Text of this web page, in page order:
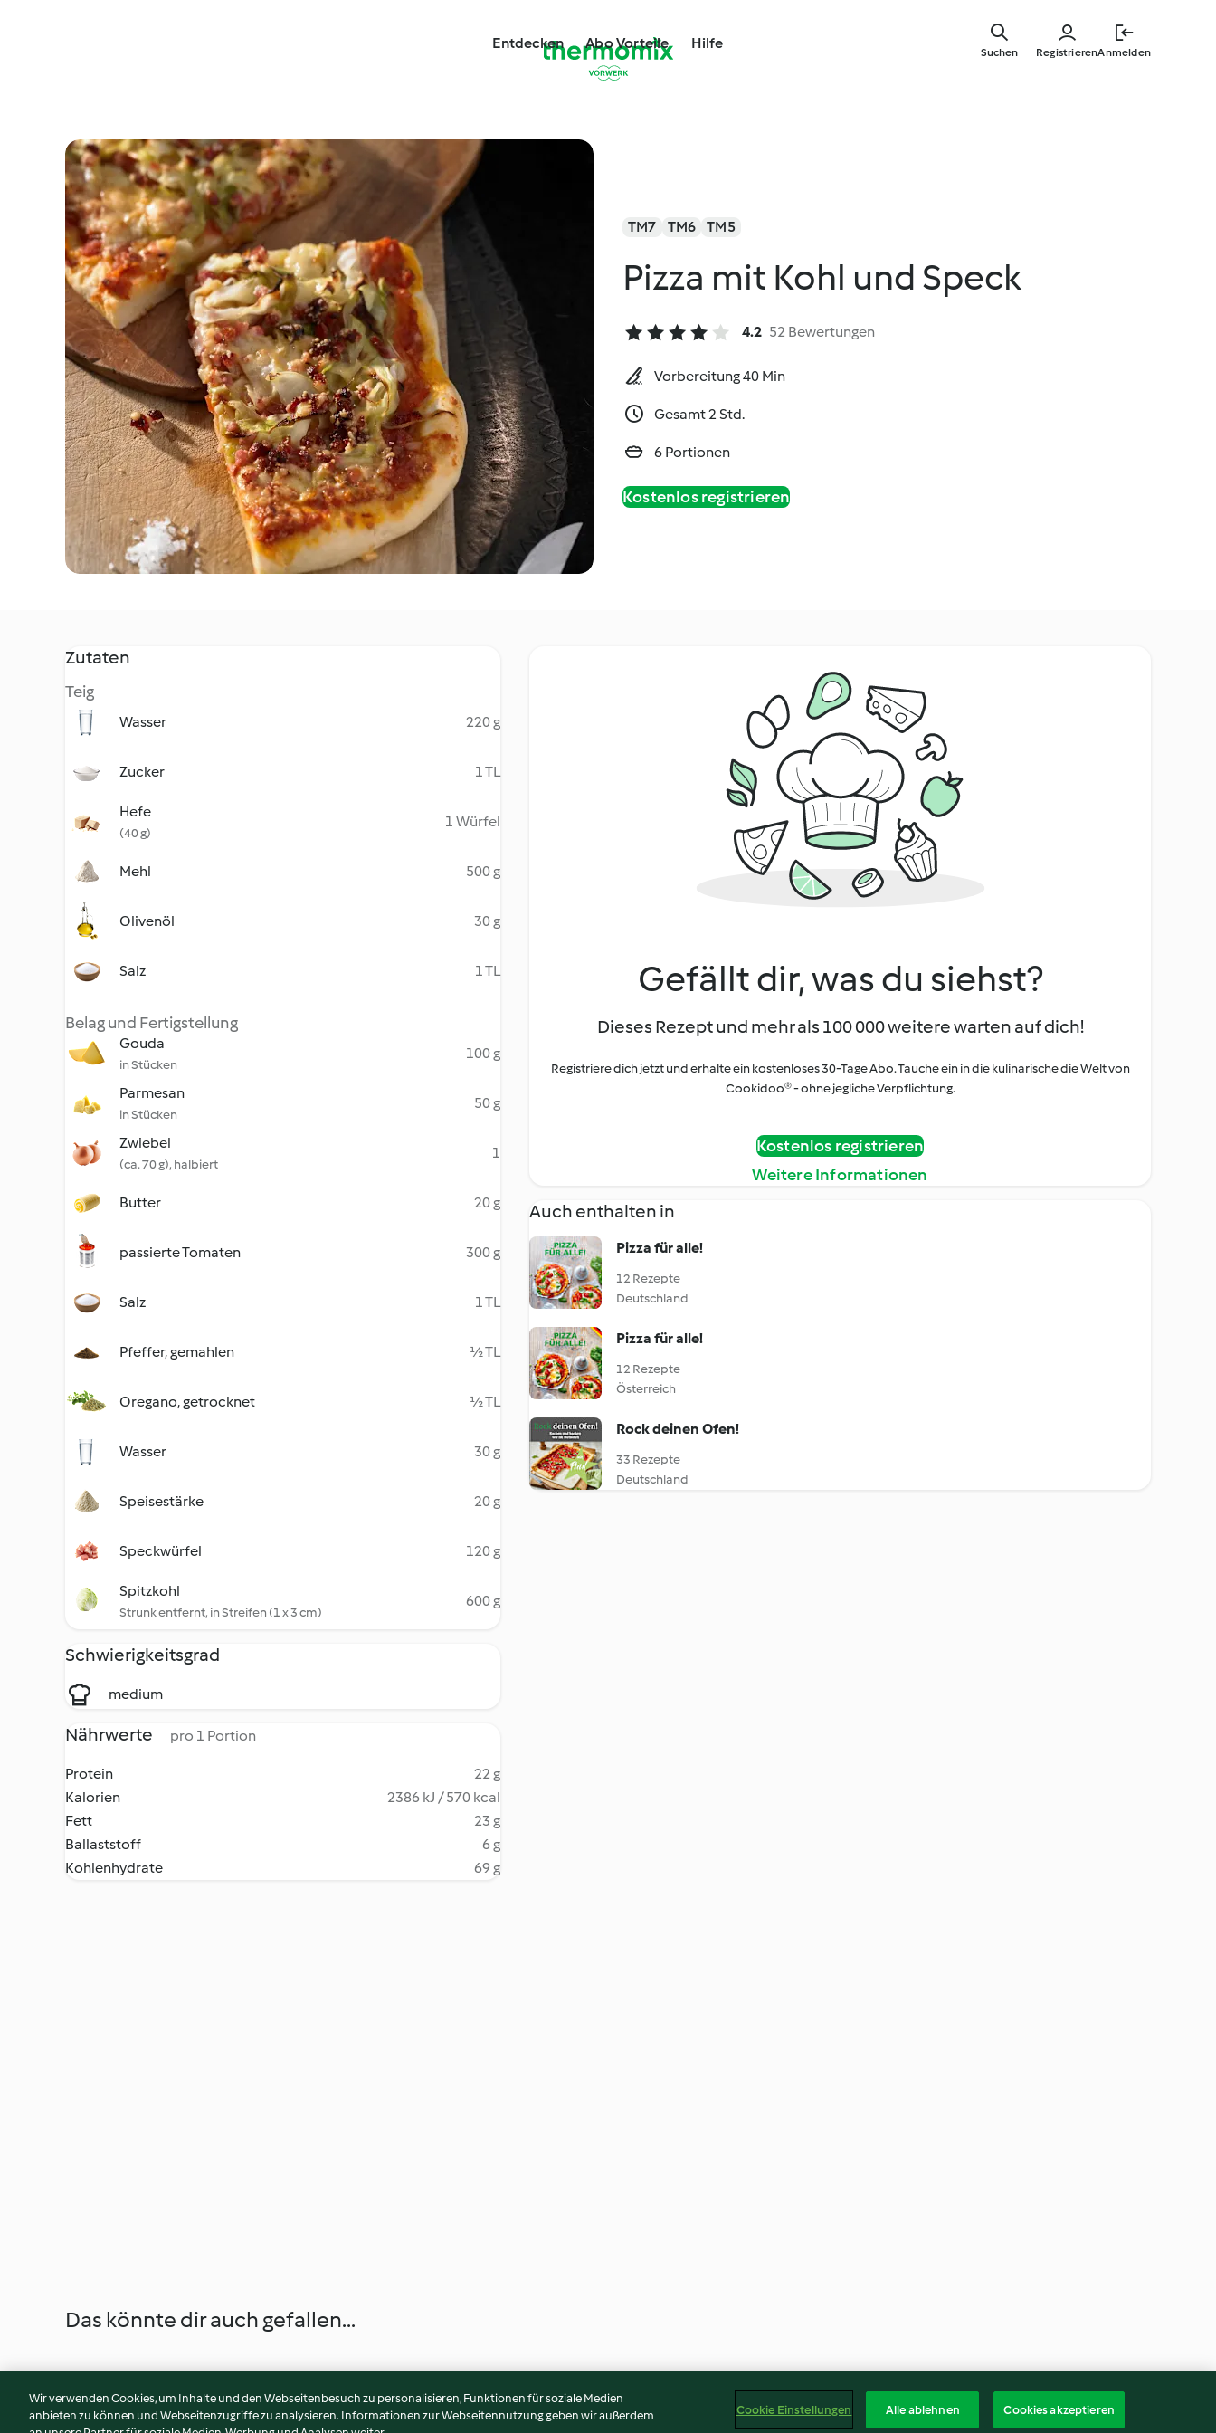
springen
Entdecken Abo Vorteile Hilfe
RegistrierenAnmelden
Suchen
TM7 TM6 TM5
Pizza mit Kohl und Speck
4.2 52 Bewertungen
Vorbereitung 40 Min
Gesamt 2 Std.
6 Portionen
Kostenlos registrieren
Zutaten
Teig
Wasser 220 g
Zucker 1 TL
Hefe
(40 g)
1 Würfel
Mehl 500 g
Olivenöl 30 g
Salz 1 TL
Belag und Fertigstellung
Gouda
in Stücken
100 g
Parmesan
in Stücken
50 g
Zwiebel
(ca. 70 g), halbiert
1
Butter 20 g
passierte Tomaten 300 g
Salz 1 TL
Pfeffer, gemahlen ½ TL
Oregano, getrocknet ½ TL
Wasser 30 g
Speisestärke 20 g
Speckwürfel 120 g
Spitzkohl
Strunk entfernt, in Streifen (1 x 3 cm)
600 g
Schwierigkeitsgrad
medium
Nährwerte pro 1 Portion
Protein
22 g
Kalorien
2386 kJ / 570 kcal
Fett
23 g
Ballaststoff
6 g
Kohlenhydrate
69 g
Gefällt dir, was du siehst?
Dieses Rezept und mehr als 100 000 weitere warten auf dich!
Registriere dich jetzt und erhalte ein kostenloses 30-Tage Abo. Tauche ein in die kulinarische die Welt von
Cookidoo® - ohne jegliche Verpflichtung.
Kostenlos registrieren
Weitere Informationen
Auch enthalten in
Pizza für alle!
12 Rezepte
Deutschland
Pizza für alle!
12 Rezepte
Österreich
Rock deinen Ofen!
33 Rezepte
Deutschland
Das könnte dir auch gefallen...
Wir verwenden Cookies, um Inhalte und den Webseitenbesuch zu personalisieren, Funktionen für soziale Medien
anbieten zu können und Webseitenzugriffe zu analysieren. Informationen zur Webseitennutzung geben wir außerdem
Cookie Einstellungen Alle ablehnen Cookies akzeptieren